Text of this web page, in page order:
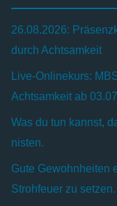
26.08.2026:
durch Achtsamkeit
Live-Onlinekurs:
Achtsamkeit ab
Was du tun kannst,
nisten.
Gute Gewohnheiten
Strohfeuer zu setzen.